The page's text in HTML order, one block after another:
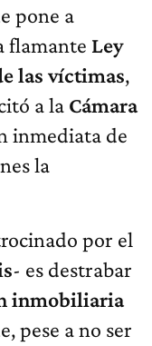
pone a
flamante Ley
las víctimas,
a la Cámara
inmediata de
la
por el
- es destrabar
inmobiliaria
pese a no ser